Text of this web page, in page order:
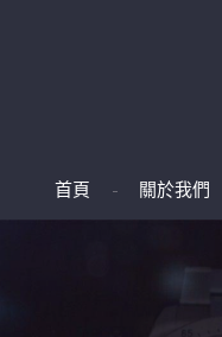
首頁 關於我們